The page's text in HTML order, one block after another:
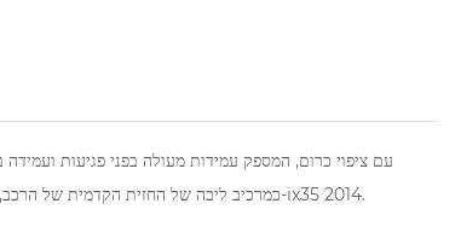
כמרכיב ליבה של החזית הקדמית של הרכב, הוא לא רק מספק אוורור ופיזור חום אלא גם משמש כמרכיב מפתח המגדיר את הזהות הייחודית של ה-ix35 2014.